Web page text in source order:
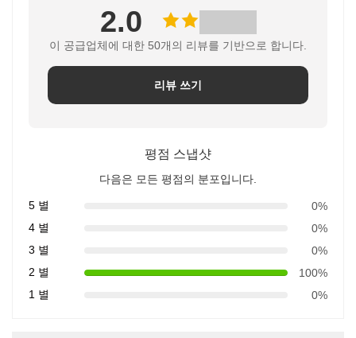
2.0
이 공급업체에 대한 50개의 리뷰를 기반으로 합니다.
리뷰 쓰기
평점 스냅샷
다음은 모든 평점의 분포입니다.
5 별
0%
4 별
0%
3 별
0%
2 별
100%
1 별
0%